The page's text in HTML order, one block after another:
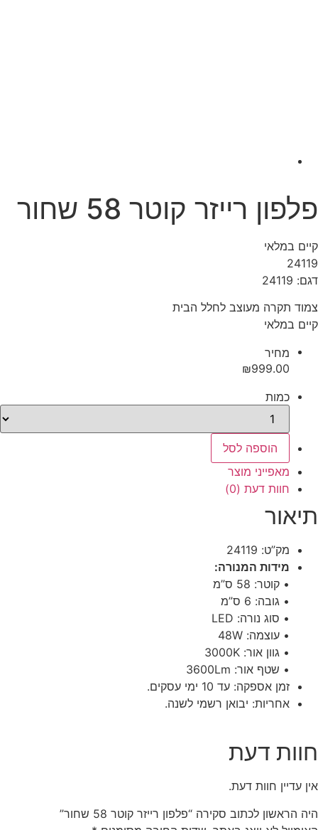
פלפון רייזר קוטר 58 שחור
קיים במלאי‬
24119
דגם: 24119
צמוד תקרה מעוצב לחלל הבית
קיים במלאי
‫מחיר‬
₪999.00
‫כמות‬
כמות
הוספה לסל
מאפייני מוצר
חוות דעת (0)
תיאור
מק”ט: 24119
מידות המנורה:
• קוטר: 58 ס”מ
• גובה: 6 ס”מ
• סוג נורה: LED
• עוצמה: 48W
• גוון אור: 3000K
• שטף אור: 3600Lm
זמן אספקה: עד 10 ימי עסקים.
אחריות: יבואן רשמי לשנה.
חוות דעת
אין עדיין חוות דעת.
היה הראשון לכתוב סקירה “פלפון רייזר קוטר 58 שחור”